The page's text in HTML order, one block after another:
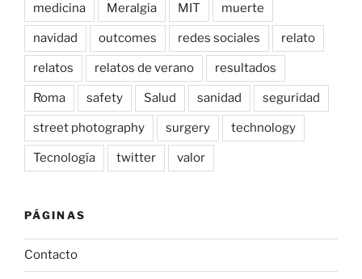
medicina Meralgia MIT muerte
navidad outcomes redes sociales relato
relatos relatos de verano resultados
Roma safety Salud sanidad seguridad
street photography surgery technology
Tecnología twitter valor
PÁGINAS
Contacto